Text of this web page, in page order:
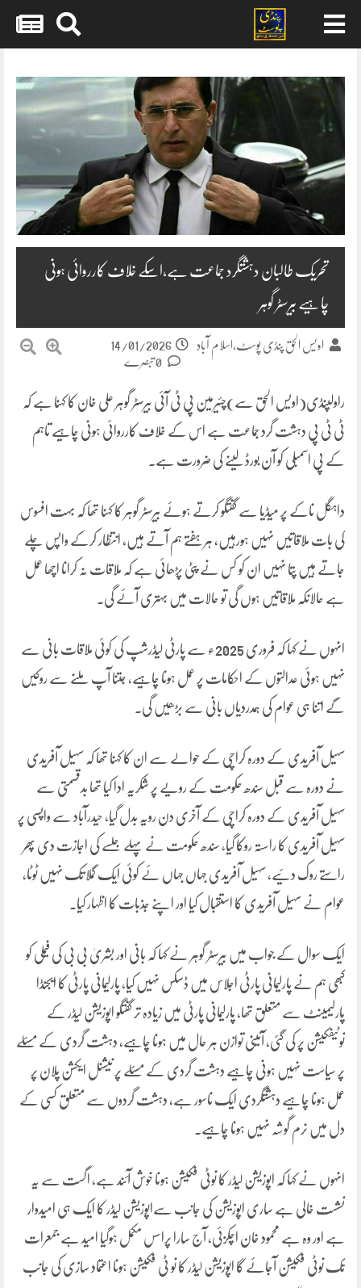
content
تحریک طالبان دہشتگرد جماعت ہے،اسکے خلاف کارروائی ہونی
چاہیے بیرسٹر گوہر
اویس الحق پنڈی پوسٹ،اسلام آباد
14/01/2026
راولپنڈی(اویس الحق سے)چئیرمین پی ٹی آئی بیرسٹر گوہر علی خان کا کہنا ہے کہ
ٹی ٹی پی دہشت گرد جماعت ہے اس کے خلاف کارروائی ہونی چاہیے تاہم
کے پی اسمبلی کو آن بورڈ لینے کی ضرورت ہے۔
داہگل ناکے پر میڈیا سے گفتگو کرتے ہوئے بیرسٹر گوہر کا کہنا تھا کہ بہت افسوس
کی بات ملاقاتیں نہیں ہورہیں، ہر ہفتے ہم آتے ہیں، انتظار کرکے واپس چلے
جاتے ہیں پتا نہیں ان کو کس نے پٹی پڑھائی ہے کہ ملاقات نہ کرانا اچھا عمل
ہے حالانکہ ملاقاتیں ہوں گی تو حالات میں بہتری آئے گی۔
انہوں نے کہا کہ فروری 2025ء سے پارٹی لیڈرشپ کی کوئی ملاقات بانی سے
نہیں ہوئی عدالتوں کے احکامات پر عمل ہونا چاہیے، جتنا آپ ملنے سے روکیں
گے اتنا ہی عوام کی ہمدردیاں بانی سے بڑھیں گی۔
سہیل آفریدی کے دورہ کراچی کے حوالے سے ان کا کہنا تھا کہ سہیل آفریدی
نے دورہ سے قبل سندھ حکومت کے رویے پر شکریہ ادا کیا تھا بدقسمتی سے
سہیل آفریدی کے دورہ کراچی کے آخری دن رویہ بدل گیا، حیدرآباد سے واپسی پر
سہیل آفریدی کا راستہ روکا گیا، سندھ حکومت نے پہلے جلسے کی اجازت دی پھر
راستے روک دئیے، سہیل آفریدی جہاں جہاں ئے کوئی ایک گملا تک نہیں ٹوٹا،
عوام نے سہیل آفریدی کا استقبال کیا اور اپنے جذبات کا اظہار کیا۔
ایک سوال کے جواب میں بیرسٹر گوہر نے کہا کہ بانی اور بشریٰ بی بی کی فیملی کو
کبھی ہم نے پارلیمانی پارٹی اجلاس میں ڈسکس نہیں کیا، پارلیمانی پارٹی کا ایجنڈا
پارلیمینٹ سے متعلق تھا، پارلیمانی پارٹی میں زیادہ تر گفتگو اپوزیشن لیڈر کے
نوٹیفکیشن پر کی گئی، آئینی توازن ہر حال میں ہونا چاہیے، دہشت گردی کے مسئلے
پر سیاست نہیں ہونی چاہیے دہشت گردی کے مسئلے پر نیشنل ایکشن پلان پر
عمل ہونا چاہیے دہشتگردی ایک ناسور ہے، دہشت گردوں سے متعلق کسی کے
دل میں نرم گوشہ نہیں ہونا چاہیے۔
انہوں نے کہا کہ اپوزیشن لیڈر کا نوٹی فکیشن ہونا خوش آئند ہے، اگست سے یہ
نشست خالی ہے ساری اپوزیشن کی جانب سےاپوزیشن لیڈر کا ایک ہی امیدوار
ہے اور وہ ہے محمود خان اچکزئی، آج سارا پراسس مکمل ہوگیا امید ہے جمعرات
تک نوٹی فکیشن آجائے گا اپوزیشن لیڈر کا نو ٹی فکیشن ہونا اعتماد سازی کی جانب